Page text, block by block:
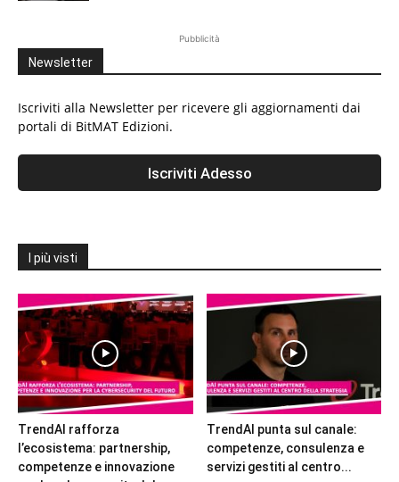
Pubblicità
Newsletter
Iscriviti alla Newsletter per ricevere gli aggiornamenti dai
portali di BitMAT Edizioni.
I più visti
TrendAI rafforza
l’ecosistema: partnership,
competenze e innovazione
TrendAI punta sul canale:
competenze, consulenza e
servizi gestiti al centro...